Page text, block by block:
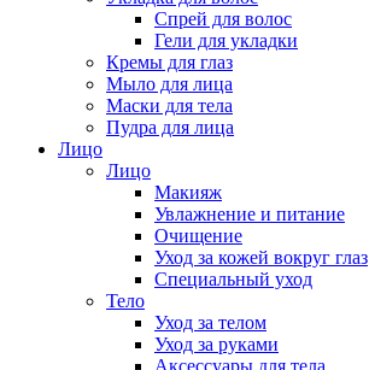
Спрей для волос
Гели для укладки
Кремы для глаз
Мыло для лица
Маски для тела
Пудра для лица
Лицо
Лицо
Макияж
Увлажнение и питание
Очищение
Уход за кожей вокруг глаз
Специальный уход
Тело
Уход за телом
Уход за руками
Аксессуары для тела